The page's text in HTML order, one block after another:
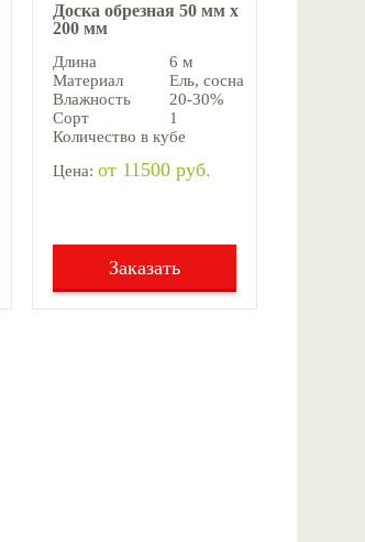
Доска обрезная 50 мм х
200 мм
Длина
6 м
Материал
Ель, cосна
Влажность
20-30%
Сорт
1
Количество в кубе
Цена: от 11500 руб.
Заказать